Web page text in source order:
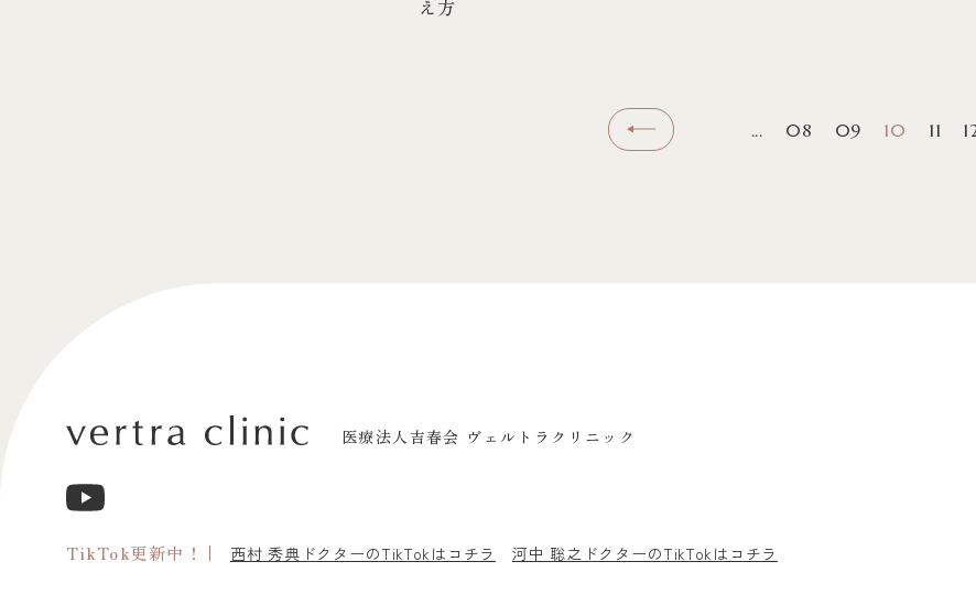
え方
... 08 09 10 11
医療法人吉春会 ヴェルトラクリニック
TikTok更新中！ 西村 秀典ドクターのTikTokはコチラ 河中 聡之ドクターのTikTokはコチラ